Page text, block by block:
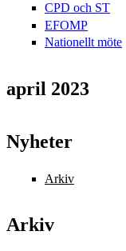
CPD och ST
EFOMP
Nationellt möte
april 2023
Nyheter
Arkiv
Arkiv